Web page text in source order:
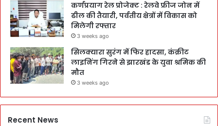
कर्णप्रयाग रेल प्रोजेक्ट : रेलवे फ्रीज जोन में
ढील की तैयारी, पर्वतीय क्षेत्रों में विकास को
मिलेगी रफ्तार
3 weeks ago
सिलक्यारा सुरंग में फिर हादसा, कंक्रीट
लाइनिंग गिरने से झारखंड के युवा श्रमिक की
मौत
3 weeks ago
Recent News